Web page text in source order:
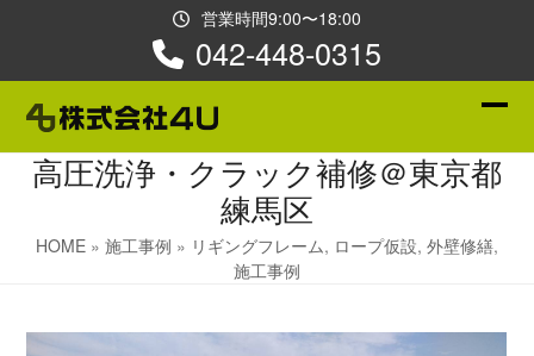
営業時間9:00〜18:00
042-448-0315
高圧洗浄・クラック補修＠東京都
練馬区
HOME » 施工事例 » リギングフレーム, ロープ仮設, 外壁修繕,
施工事例